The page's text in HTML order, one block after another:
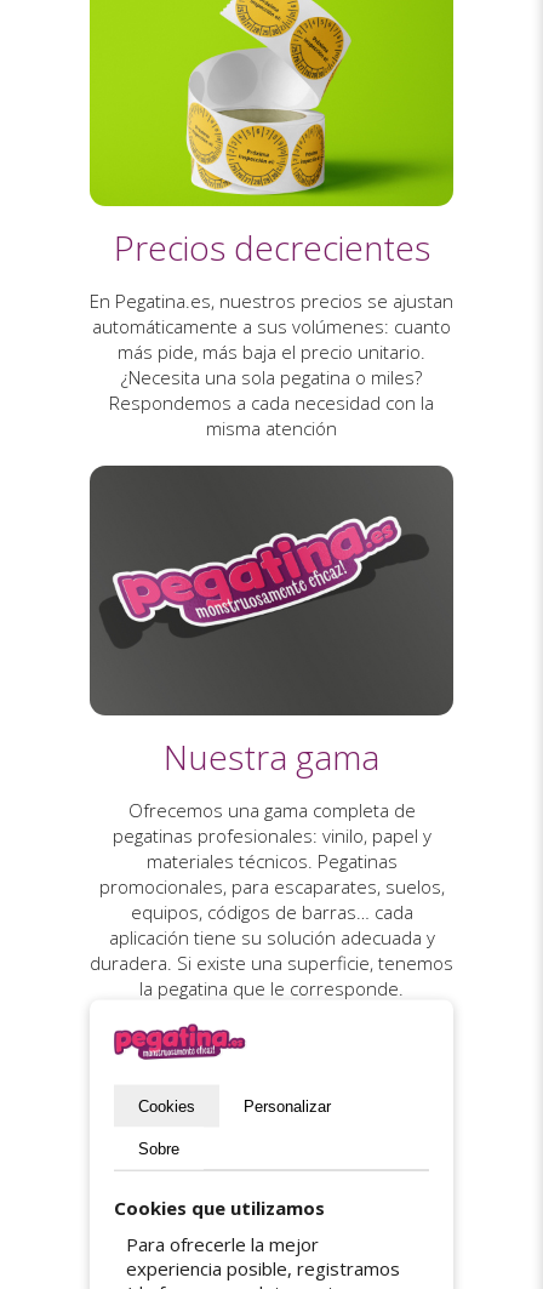
Precios decrecientes
En Pegatina.es, nuestros precios se ajustan
automáticamente a sus volúmenes: cuanto
más pide, más baja el precio unitario.
¿Necesita una sola pegatina o miles?
Respondemos a cada necesidad con la
misma atención
Nuestra gama
Ofrecemos una gama completa de
pegatinas profesionales: vinilo, papel y
materiales técnicos. Pegatinas
promocionales, para escaparates, suelos,
equipos, códigos de barras… cada
aplicación tiene su solución adecuada y
duradera. Si existe una superficie, tenemos
la pegatina que le corresponde.
Cookies Personalizar
Sobre
Cookies que utilizamos
Para ofrecerle la mejor
experiencia posible, registramos